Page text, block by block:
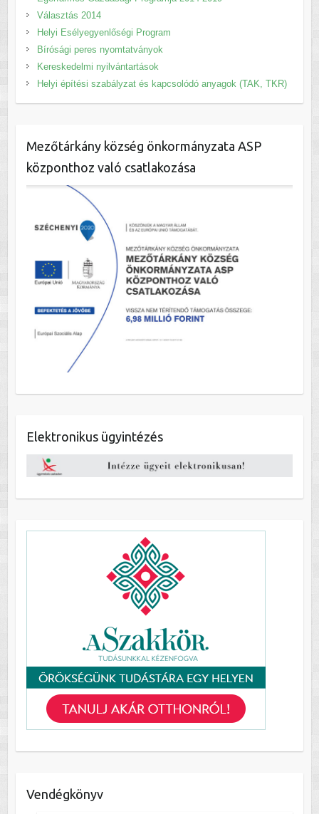
Választás 2014
Helyi Esélyegyenlőségi Program
Bírósági peres nyomtatványok
Kereskedelmi nyilvántartások
Helyi építési szabályzat és kapcsolódó anyagok (TAK, TKR)
Mezőtárkány község önkormányzata ASP
központhoz való csatlakozása
Elektronikus ügyintézés
Vendégkönyv